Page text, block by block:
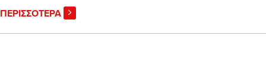
ΠΕΡΙΣΣΟΤΕΡΑ